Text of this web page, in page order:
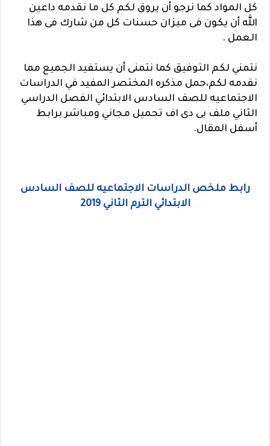
كل المواد كما نرجو أن يروق لكم كل ما نقدمه داعين
الله أن يكون فى ميزان حسنات كل من شارك فى هذا
العمل .
نتمني لكم التوفيق كما نتمنى أن يستفيد الجميع مما
نقدمه لكم،حمل مذكره المختصر المفيد في الدراسات
الاجتماعيه للصف السادس الابتدائي الفصل الدراسي
الثاني ملف بى دى اف تحميل مجاني ومباشر برابط
أسفل المقال.
رابط ملخص الدراسات الاجتماعيه للصف السادس
الابتدائي الترم الثاني 2019